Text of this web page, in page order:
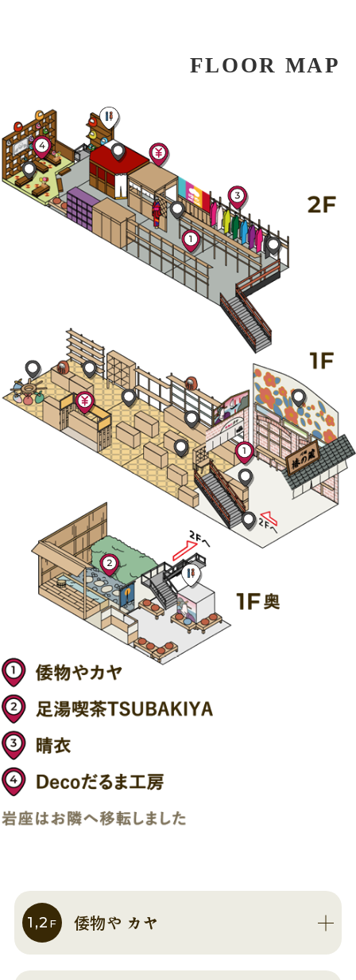
椿の蔵とは
お知らせ
FLOOR MAP
1,2 F 倭物や カヤ